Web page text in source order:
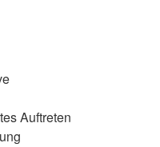
Auftreten